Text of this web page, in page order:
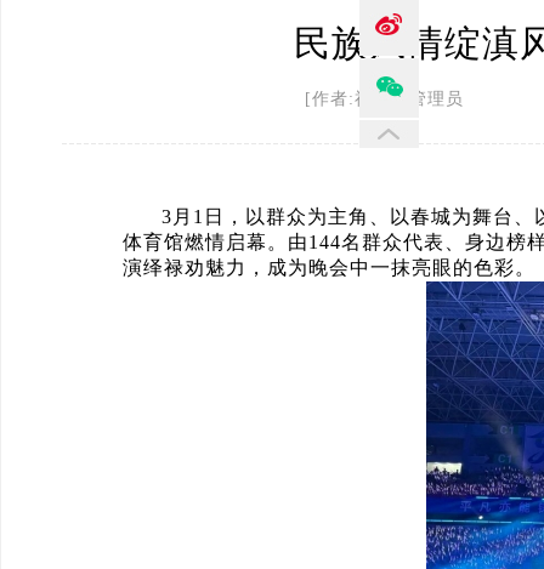
民族风情绽滇
[作者:禄劝县管理员 发
3月1日，以群众为主角、以春城为舞台
体育馆燃情启幕。由144名群众代表、身边榜
演绎禄劝魅力，成为晚会中一抹亮眼的色彩。